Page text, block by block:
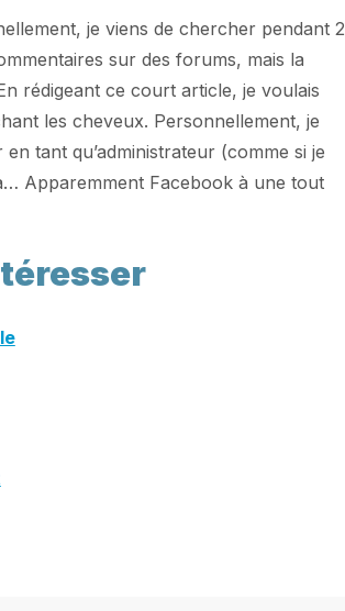
je viens de chercher pendant 2
sur des forums, mais la
rédigeant ce court article, je voulais
les cheveux. Personnellement, je
tant qu’administrateur (comme si je
Apparemment Facebook à une tout